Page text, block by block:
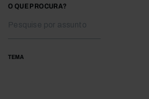
O QUE PROCURA?
TEMA